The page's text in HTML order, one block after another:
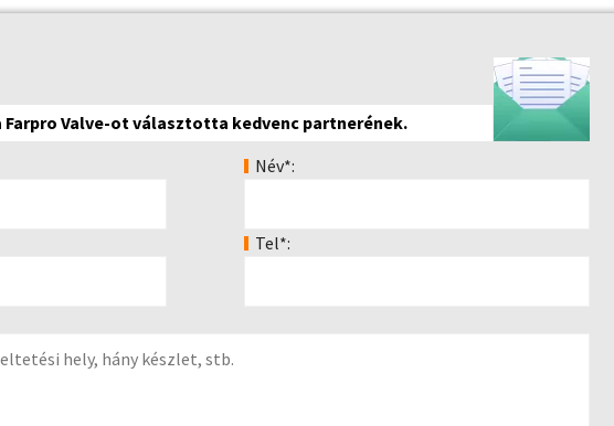
Farpro Valve-ot választotta kedvenc partnerének.
Név*:
Tel*: